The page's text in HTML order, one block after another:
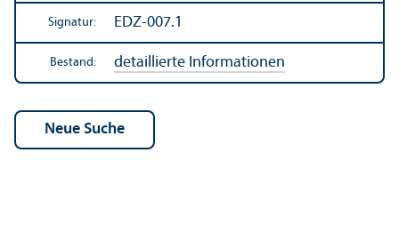
Signatur: EDZ-007.1
Bestand: detaillierte Informationen